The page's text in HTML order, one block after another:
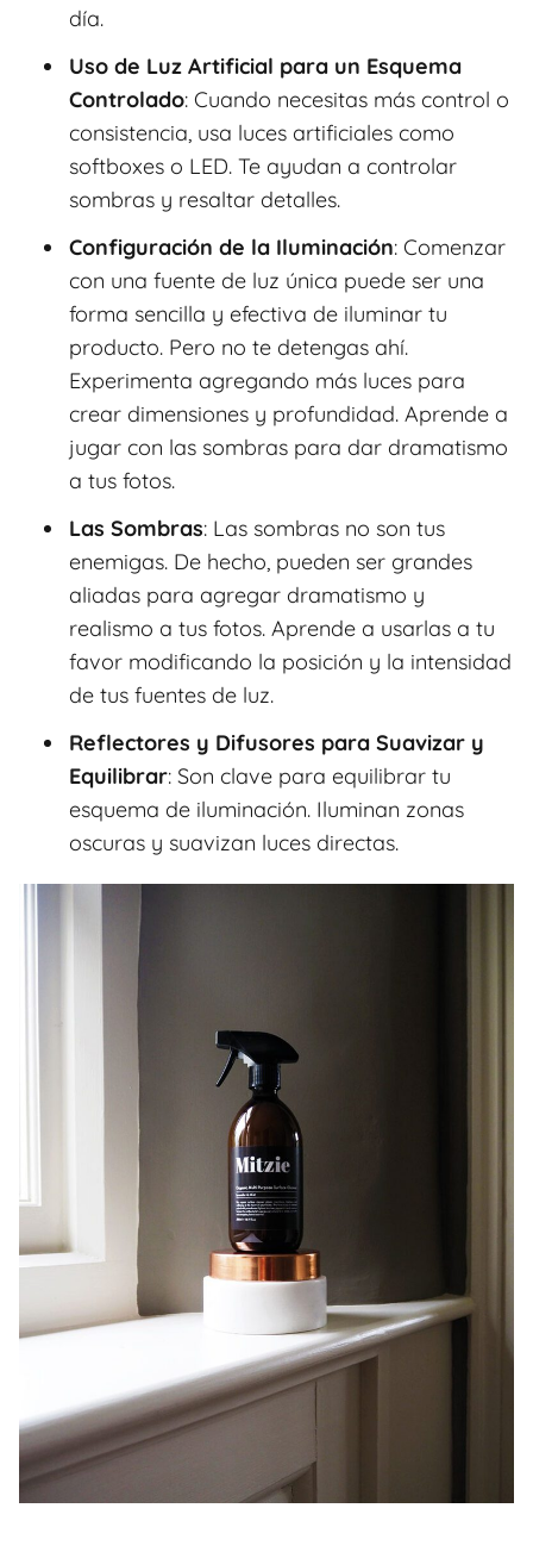
día.
Uso de Luz Artificial para un Esquema
Controlado: Cuando necesitas más control o
consistencia, usa luces artificiales como
softboxes o LED. Te ayudan a controlar
sombras y resaltar detalles.
Configuración de la Iluminación: Comenzar
con una fuente de luz única puede ser una
forma sencilla y efectiva de iluminar tu
producto. Pero no te detengas ahí.
Experimenta agregando más luces para
crear dimensiones y profundidad. Aprende a
jugar con las sombras para dar dramatismo
a tus fotos.
Las Sombras: Las sombras no son tus
enemigas. De hecho, pueden ser grandes
aliadas para agregar dramatismo y
realismo a tus fotos. Aprende a usarlas a tu
favor modificando la posición y la intensidad
de tus fuentes de luz.
Reflectores y Difusores para Suavizar y
Equilibrar: Son clave para equilibrar tu
esquema de iluminación. Iluminan zonas
oscuras y suavizan luces directas.